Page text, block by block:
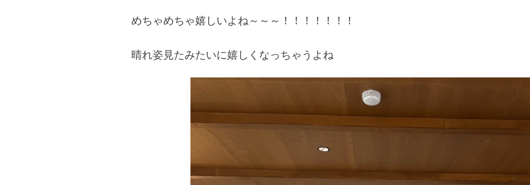
めちゃめちゃ嬉しいよね～～～！！！！！！！
晴れ姿見たみたいに嬉しくなっちゃうよね